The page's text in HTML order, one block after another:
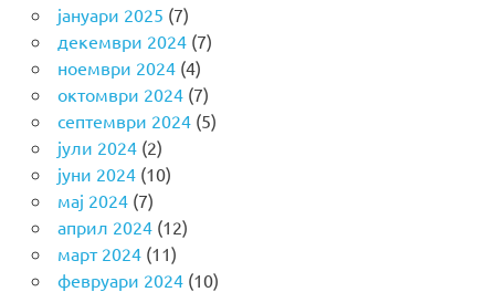
јануари 2025 (7)
декември 2024(7)
ноември 2024(4)
октомври 2024(7)
септември 2024(5)
јули 2024(2)
јуни 2024(10)
мај 2024(7)
април 2024(12)
март 2024(11)
февруари 2024(10)